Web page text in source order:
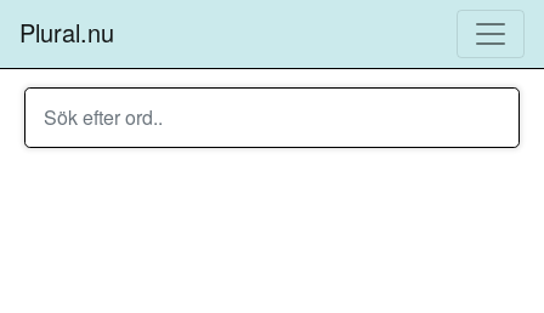
Plural.nu